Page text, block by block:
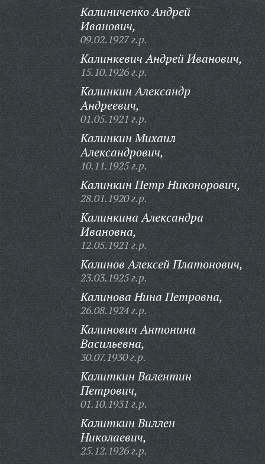
Калиниченко Андрей
Иванович,
09.02.1927 г.р.
Калинкевич Андрей Иванович,
15.10.1926 г.р.
Калинкин Александр
Андреевич,
01.05.1921 г.р.
Калинкин Михаил
Александрович,
10.11.1925 г.р.
Калинкин Петр Никонорович,
28.01.1920 г.р.
Калинкина Александра
Ивановна,
12.05.1921 г.р.
Калинов Алексей Платонович,
23.03.1925 г.р.
Калинова Нина Петровна,
26.08.1924 г.р.
Калинович Антонина
Васильевна,
30.07.1930 г.р.
Калиткин Валентин
Петрович,
01.10.1931 г.р.
Калиткин Виллен
Николаевич,
25.12.1926 г.р.